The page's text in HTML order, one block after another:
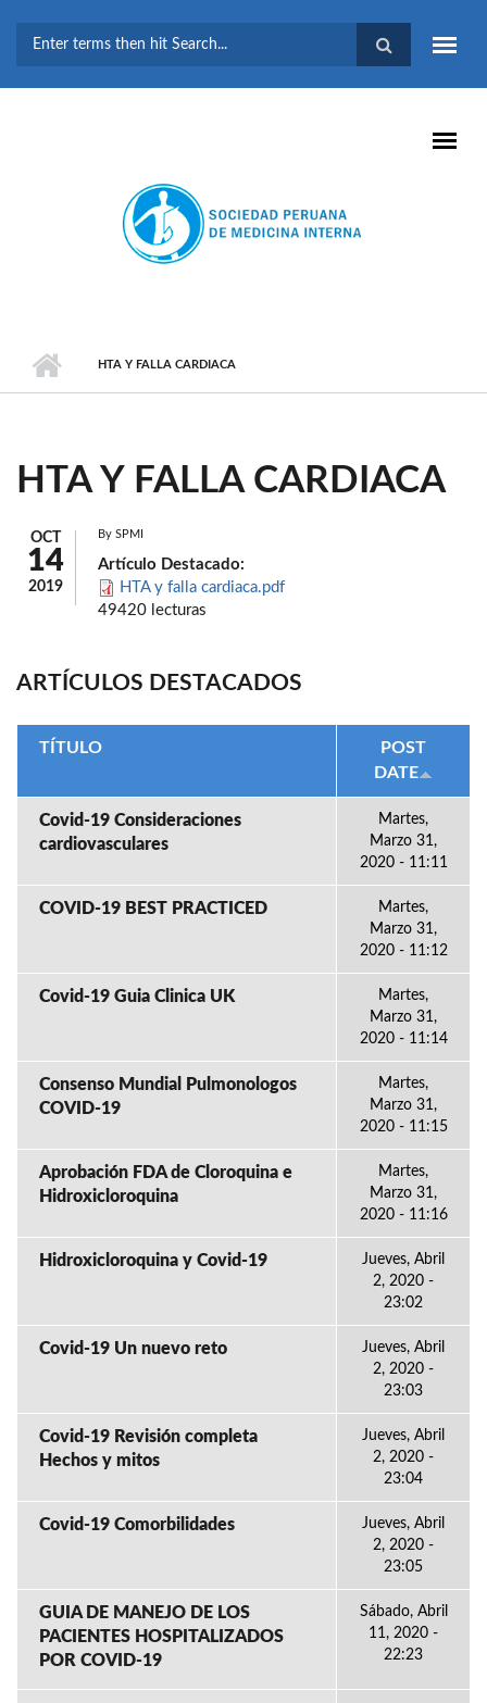
BÚSQUEDA
HTA Y FALLA CARDIACA
HTA Y FALLA CARDIACA
OCT
14
2019
By SPMI
Artículo Destacado:
HTA y falla cardiaca.pdf
49420 lecturas
ARTÍCULOS DESTACADOS
TÍTULO
POST
DATE
Covid-19 Consideraciones
cardiovasculares
Martes,
Marzo 31,
2020 - 11:11
COVID-19 BEST PRACTICED
Martes,
Marzo 31,
2020 - 11:12
Covid-19 Guia Clinica UK
Martes,
Marzo 31,
2020 - 11:14
Consenso Mundial Pulmonologos
COVID-19
Martes,
Marzo 31,
2020 - 11:15
Aprobación FDA de Cloroquina e
Hidroxicloroquina
Martes,
Marzo 31,
2020 - 11:16
Hidroxicloroquina y Covid-19
Jueves, Abril
2, 2020 -
23:02
Covid-19 Un nuevo reto
Jueves, Abril
2, 2020 -
23:03
Covid-19 Revisión completa
Hechos y mitos
Jueves, Abril
2, 2020 -
23:04
Covid-19 Comorbilidades
Jueves, Abril
2, 2020 -
23:05
GUIA DE MANEJO DE LOS
PACIENTES HOSPITALIZADOS
POR COVID-19
Sábado, Abril
11, 2020 -
22:23